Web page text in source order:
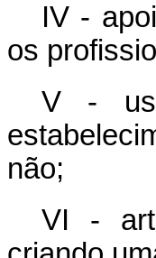
IV -
os
V -
não;
VI -